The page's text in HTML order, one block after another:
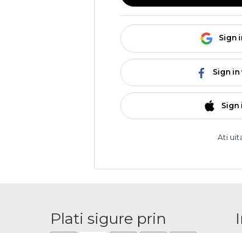
Sign
Sign
Sign
Ati
Plati sigure prin